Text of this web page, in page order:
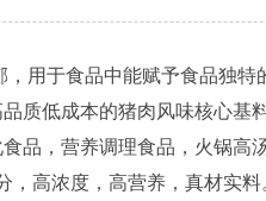
用于食品中能赋予食品独特
质低成本的猪肉风味核心基料
，营养调理食品，火锅高
高浓度，高营养，真材实